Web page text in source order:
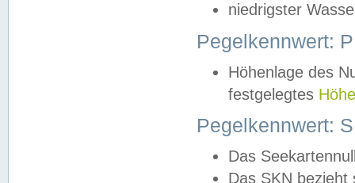
niedrigster
Pegelkennwert:
Höhenlage des
festgelegtes
Pegelkennwert:
Das
Das SKN